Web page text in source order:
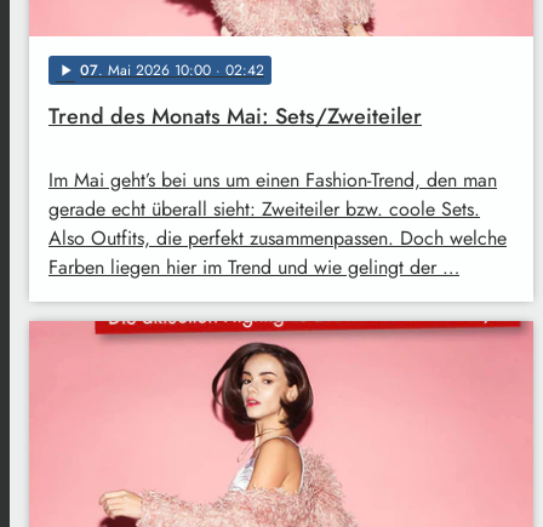
play_arrow 07. Mai 2026 10:00 · 02:42
Trend des Monats Mai: Sets/Zweiteiler
Im Mai geht’s bei uns um einen Fashion-Trend, den man
gerade echt überall sieht: Zweiteiler bzw. coole Sets.
Also Outfits, die perfekt zusammenpassen. Doch welche
Farben liegen hier im Trend und wie gelingt der …